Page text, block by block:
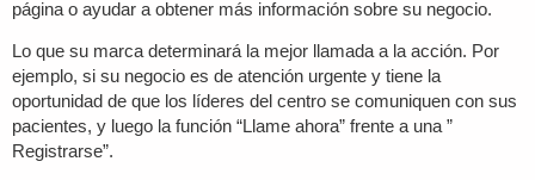
página o ayudar a obtener más información sobre su negocio.
Lo que su marca determinará la mejor llamada a la acción. Por
ejemplo, si su negocio es de atención urgente y tiene la
oportunidad de que los líderes del centro se comuniquen con sus
pacientes, y luego la función “Llame ahora” frente a una ”
Registrarse”.